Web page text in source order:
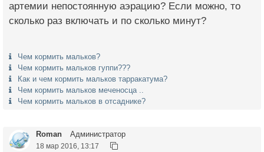
артемии непостоянную аэрацию? Если можно, то
сколько раз включать и по сколько минут?
Чем кормить мальков?
Чем кормить мальков гуппи???
Как и чем кормить мальков тарракатума?
Чем кормить мальков меченосца ..
Чем кормить мальков в отсаднике?
Roman Администратор
18 мар 2016, 13:17